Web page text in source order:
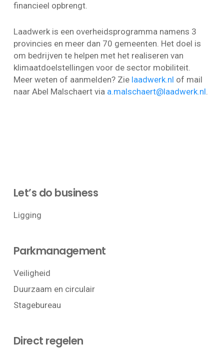
financieel opbrengt.
Laadwerk is een overheidsprogramma namens 3
provincies en meer dan 70 gemeenten. Het doel is
om bedrijven te helpen met het realiseren van
klimaatdoelstellingen voor de sector mobiliteit.
Meer weten of aanmelden? Zie laadwerk.nl of mail
naar Abel Malschaert via a.malschaert@laadwerk.nl.
Let’s do business
Ligging
Parkmanagement
Veiligheid
Duurzaam en circulair
Stagebureau
Direct regelen